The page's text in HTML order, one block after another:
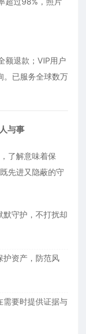
额退款；VIP用户
。已服务全球数万
与事
了解意味着保
先进又隐蔽的守
默守护，不打扰却
护资产，防范风
需要时提供证据与